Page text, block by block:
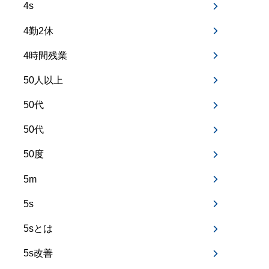
4s
4勤2休
4時間残業
50人以上
50代
50代
50度
5m
5s
5sとは
5s改善